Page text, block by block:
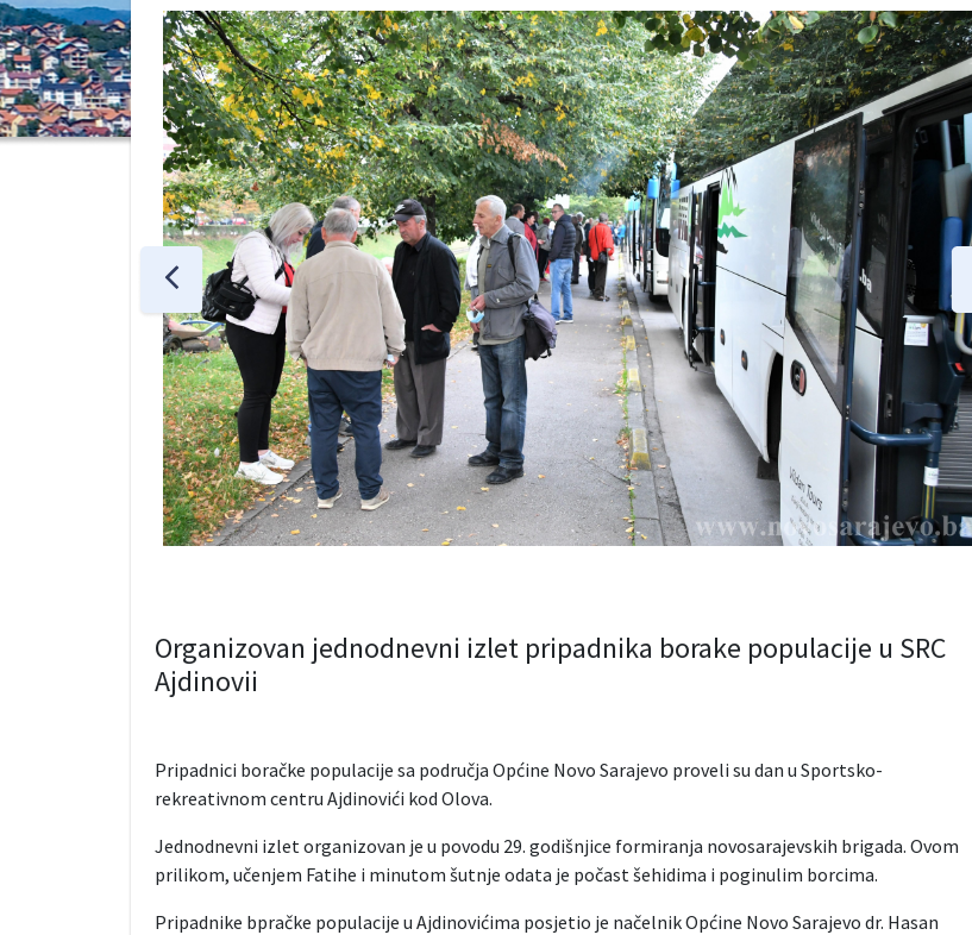
Organizovan jednodnevni izlet pripadnika borake populacije u SRC
Ajdinovii
Pripadnici boračke populacije sa područja Općine Novo Sarajevo proveli su dan u Sportsko-
rekreativnom centru Ajdinovići kod Olova.
Jednodnevni izlet organizovan je u povodu 29. godišnjice formiranja novosarajevskih brigada. Ovom
prilikom, učenjem Fatihe i minutom šutnje odata je počast šehidima i poginulim borcima.
Pripadnike bpračke populacije u Ajdinovićima posjetio je načelnik Općine Novo Sarajevo dr. Hasan